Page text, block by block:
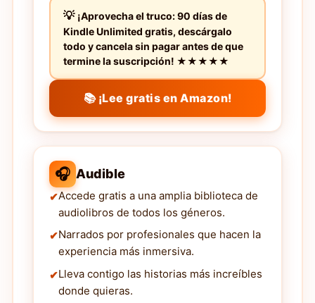
¡Aprovecha el truco: 90 días de
Kindle Unlimited gratis, descárgalo
todo y cancela sin pagar antes de que
termine la suscripción! ★★★★★
📚 ¡Lee gratis en Amazon!
🎧 Audible
Accede gratis a una amplia biblioteca de
audiolibros de todos los géneros.
Narrados por profesionales que hacen la
experiencia más inmersiva.
Lleva contigo las historias más increíbles
donde quieras.